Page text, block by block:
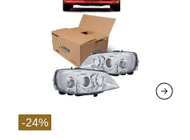
-24%